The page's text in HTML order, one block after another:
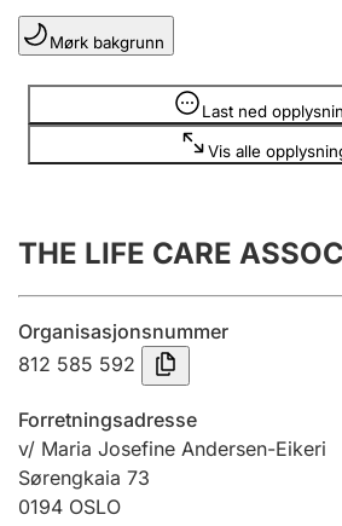
Lag og forening
Registrere, endre, slette
Årsregnskap
Innsending og forsinkelsesgebyr
Tinglysing
Jeger
Betaling og jegeravgiftskort
Mørk bakgrunn
Last ned
Vis alle
Opplysninger er skjult
THE LIFE CARE
Organisasjonsnummer
812 585 592
Forretningsadresse
v/ Maria Josefine Andersen-Eikeri
Sørengkaia 73
0194 OSLO